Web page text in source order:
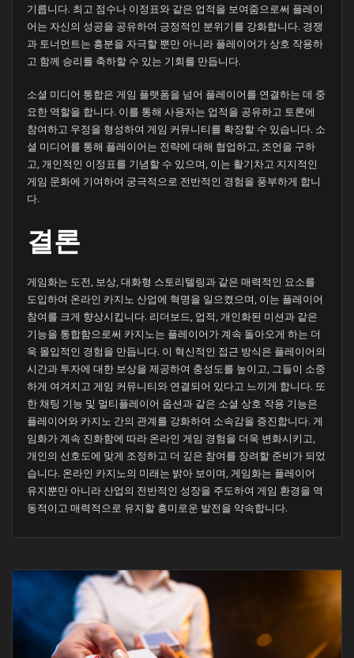
기릅니다. 최고 점수나 이정표와 같은 업적을 보여줌으로써 플레이
어는 자신의 성공을 공유하여 긍정적인 분위기를 강화합니다. 경쟁
과 토너먼트는 흥분을 자극할 뿐만 아니라 플레이어가 상호 작용하
고 함께 승리를 축하할 수 있는 기회를 만듭니다.
소셜 미디어 통합은 게임 플랫폼을 넘어 플레이어를 연결하는 데 중
요한 역할을 합니다. 이를 통해 사용자는 업적을 공유하고 토론에
참여하고 우정을 형성하여 게임 커뮤니티를 확장할 수 있습니다. 소
셜 미디어를 통해 플레이어는 전략에 대해 협업하고, 조언을 구하
고, 개인적인 이정표를 기념할 수 있으며, 이는 활기차고 지지적인
게임 문화에 기여하여 궁극적으로 전반적인 경험을 풍부하게 합니
다.
결론
게임화는 도전, 보상, 대화형 스토리텔링과 같은 매력적인 요소를
도입하여 온라인 카지노 산업에 혁명을 일으켰으며, 이는 플레이어
참여를 크게 향상시킵니다. 리더보드, 업적, 개인화된 미션과 같은
기능을 통합함으로써 카지노는 플레이어가 계속 돌아오게 하는 더
욱 몰입적인 경험을 만듭니다. 이 혁신적인 접근 방식은 플레이어의
시간과 투자에 대한 보상을 제공하여 충성도를 높이고, 그들이 소중
하게 여겨지고 게임 커뮤니티와 연결되어 있다고 느끼게 합니다. 또
한 채팅 기능 및 멀티플레이어 옵션과 같은 소셜 상호 작용 기능은
플레이어와 카지노 간의 관계를 강화하여 소속감을 증진합니다. 게
임화가 계속 진화함에 따라 온라인 게임 경험을 더욱 변화시키고,
개인의 선호도에 맞게 조정하고 더 깊은 참여를 장려할 준비가 되었
습니다. 온라인 카지노의 미래는 밝아 보이며, 게임화는 플레이어
유지뿐만 아니라 산업의 전반적인 성장을 주도하여 게임 환경을 역
동적이고 매력적으로 유지할 흥미로운 발전을 약속합니다.